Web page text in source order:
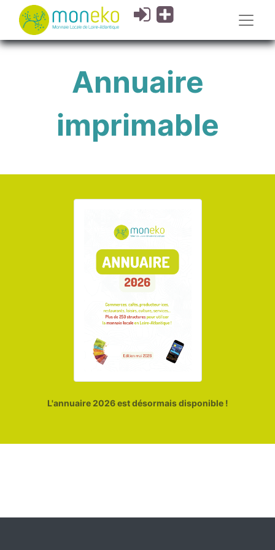
Annuaire
imprimable
L'annuaire 2026 est désormais disponible !